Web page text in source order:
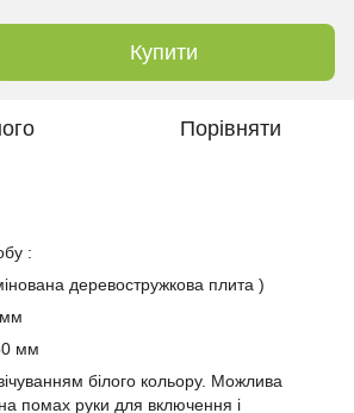
Купити
Порівняти
:
деревостружкова плита )
мм
білого кольору. Можлива
помах руки для включення і